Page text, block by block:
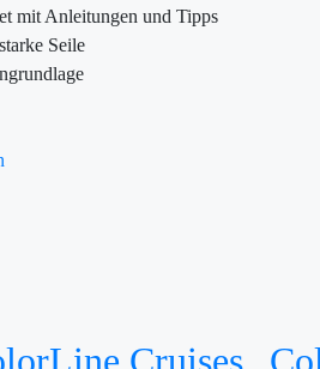
mit Anleitungen und Tipps
Seile